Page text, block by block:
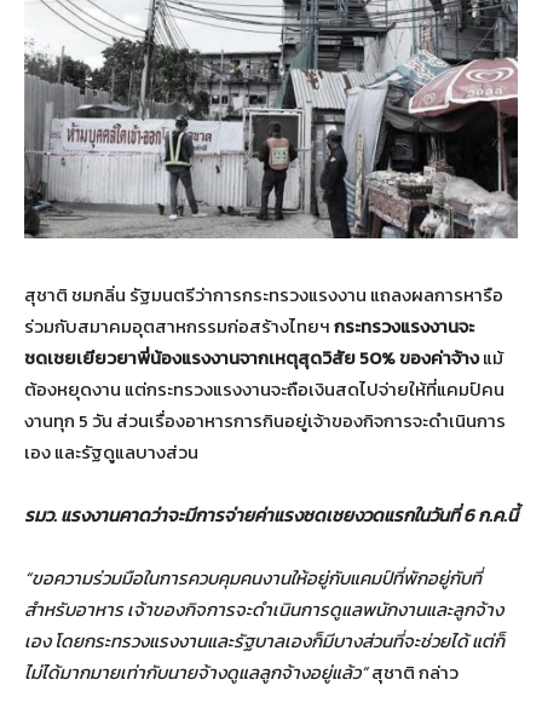
สุชาติ ชมกลิ่น รัฐมนตรีว่าการกระทรวงแรงงาน แถลงผลการหารือ
ร่วมกับสมาคมอุตสาหกรรมก่อสร้างไทยฯกระทรวงแรงงานจะ
ชดเชยเยียวยาพี่น้องแรงงานจากเหตุสุดวิสัย 50% ของค่าจ้างแม้
ต้องหยุดงาน แต่กระทรวงแรงงานจะถือเงินสดไปจ่ายให้ที่แคมป์คน
งานทุก 5 วัน ส่วนเรื่องอาหารการกินอยู่เจ้าของกิจการจะดำเนินการ
เอง และรัฐดูแลบางส่วน
รมว. แรงงานคาดว่าจะมีการจ่ายค่าแรงชดเชยงวดแรกในวันที่ 6 ก.ค.นี้
“ขอความร่วมมือในการควบคุมคนงานให้อยู่กับแคมป์ที่พักอยู่กับที่
สำหรับอาหาร เจ้าของกิจการจะดำเนินการดูแลพนักงานและลูกจ้าง
เอง โดยกระทรวงแรงงานและรัฐบาลเองก็มีบางส่วนที่จะช่วยได้ แต่ก็
ไม่ได้มากมายเท่ากับนายจ้างดูแลลูกจ้างอยู่แล้ว”สุชาติ กล่าว